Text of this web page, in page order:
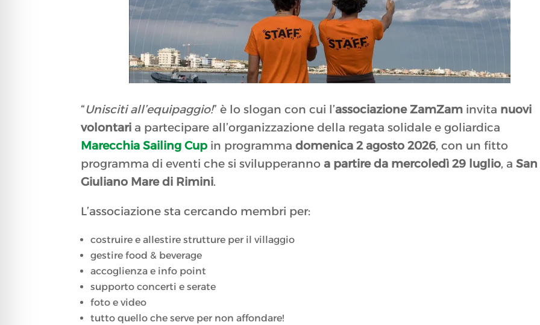
“Unisciti all’equipaggio!” è lo slogan con cui l’associazione ZamZam invita nuovi
volontari a partecipare all’organizzazione della regata solidale e goliardica
Marecchia Sailing Cup in programmadomenica 2 agosto 2026, con un fitto
programma di eventi che si svilupperanno a partire da mercoledì 29 luglio, aSan
Giuliano Mare di Rimini.
L’associazione sta cercando membri per:
costruire e allestire strutture per il villaggio
gestire food & beverage
accoglienza e info point
supporto concerti e serate
foto e video
tutto quello che serve per non affondare!